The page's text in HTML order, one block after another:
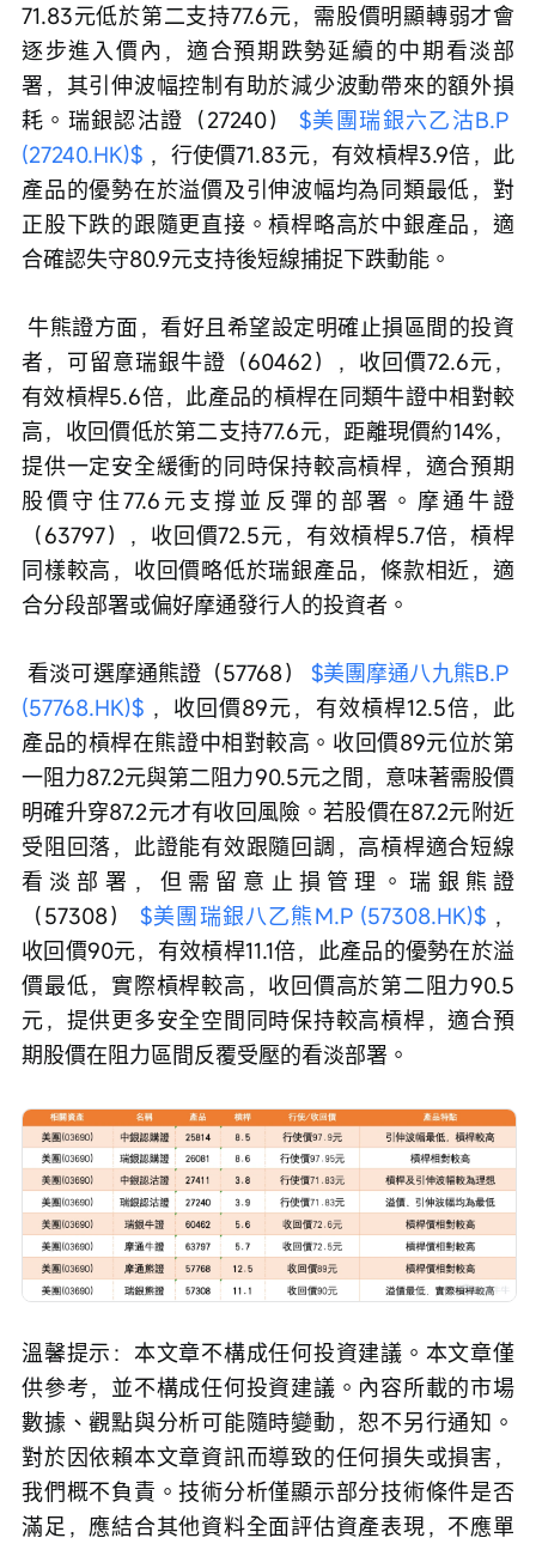
71.83元低於第二支持77.6元，需股價明顯轉弱才會
逐步進入價內，適合預期跌勢延續的中期看淡部
署，其引伸波幅控制有助於減少波動帶來的額外損
耗。瑞銀認沽證（27240） $美團瑞銀六乙沽B.P
(27240.HK)$ ，行使價71.83元，有效槓桿3.9倍，此
產品的優勢在於溢價及引伸波幅均為同類最低，對
正股下跌的跟隨更直接。槓桿略高於中銀產品，適
合確認失守80.9元支持後短線捕捉下跌動能。
者，可留意瑞銀牛證（60462），收回價72.6元，
有效槓桿5.6倍，此產品的槓桿在同類牛證中相對較
高，收回價低於第二支持77.6元，距離現價約14%，
提供一定安全緩衝的同時保持較高槓桿，適合預期
股價守住77.6元支撐並反彈的部署。摩通牛證
（63797），收回價72.5元，有效槓桿5.7倍，槓桿
同樣較高，收回價略低於瑞銀產品，條款相近，適
合分段部署或偏好摩通發行人的投資者。
看淡可選摩通熊證（57768） $美團摩通八九熊B.P
(57768.HK)$ ，收回價89元，有效槓桿12.5倍，此
產品的槓桿在熊證中相對較高。收回價89元位於第
一阻力87.2元與第二阻力90.5元之間，意味著需股價
明確升穿87.2元才有收回風險。若股價在87.2元附近
受阻回落，此證能有效跟隨回調，高槓桿適合短線
看淡部署，但需留意止損管理。瑞銀熊證
（57308） $美團瑞銀八乙熊M.P (57308.HK)$ ，
收回價90元，有效槓桿11.1倍，此產品的優勢在於溢
價最低，實際槓桿較高，收回價高於第二阻力90.5
元，提供更多安全空間同時保持較高槓桿，適合預
期股價在阻力區間反覆受壓的看淡部署。
溫馨提示：本文章不構成任何投資建議。本文章僅
供參考，並不構成任何投資建議。內容所載的市場
數據、觀點與分析可能隨時變動，恕不另行通知。
對於因依賴本文章資訊而導致的任何損失或損害，
我們概不負責。技術分析僅顯示部分技術條件是否
滿足，應結合其他資料全面評估資產表現，不應單